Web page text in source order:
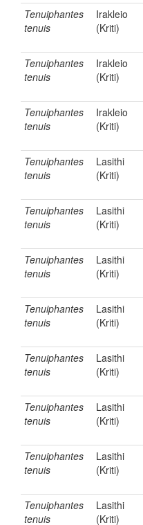
Tenuiphantes
tenuis
Irakleio
(Kriti)
Tenuiphantes
tenuis
Irakleio
(Kriti)
Tenuiphantes
tenuis
Irakleio
(Kriti)
Tenuiphantes
tenuis
Lasithi
(Kriti)
Tenuiphantes
tenuis
Lasithi
(Kriti)
Tenuiphantes
tenuis
Lasithi
(Kriti)
Tenuiphantes
tenuis
Lasithi
(Kriti)
Tenuiphantes
tenuis
Lasithi
(Kriti)
Tenuiphantes
tenuis
Lasithi
(Kriti)
Tenuiphantes
tenuis
Lasithi
(Kriti)
Tenuiphantes
tenuis
Lasithi
(Kriti)